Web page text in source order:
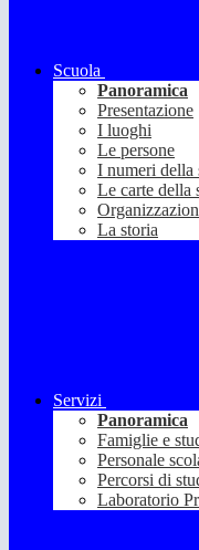
Scuola
Panoramica
Presentazione
I luoghi
Le persone
I numeri della
Le carte della
La storia
Servizi
Panoramica
Famiglie e
Personale
Percorsi di
Laboratorio